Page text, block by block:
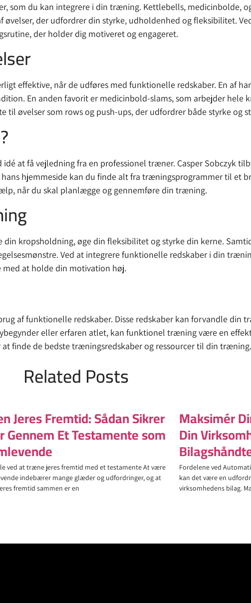
som du kan integrere i din træning. Kettlebells, medicinbolde,
øvelser, der udfordrer din styrke, udholdenhed og fleksibilitet.
der holder dig motiveret og engageret.
effektive, når de udføres med funktionelle redskaber. En af
En anden favorit er medicinbold-slams, som arbejder hele
til øvelser som rows og push-ups, der udfordrer både styrke og
at få vejledning fra en professionel træner. Casper Sobczyk
hjemmeside kan du finde alt fra træningsprogrammer til et
når du skal planlægge og gennemføre din træning.
kropsholdning, øge din fleksibilitet og styrke din kerne.
Ved at integrere funktionelle redskaber i din
at holde din motivation høj.
af funktionelle redskaber. Disse redskaber kan forvandle
eller erfaren atlet, kan funktionel træning være en
at finde de bedste træningsredskaber og ressourcer til din træning.
Related Posts
Jeres Fremtid: Sådan Sikrer
Gennem Et Testamente som
ved at træne jeres fremtid med et testamente At være
indebærer mange glæder og udfordringer, og at
fremtid sammen er en
Maksimér
Din
Fordelene ved
kan det være en
virksomhedens bilag.